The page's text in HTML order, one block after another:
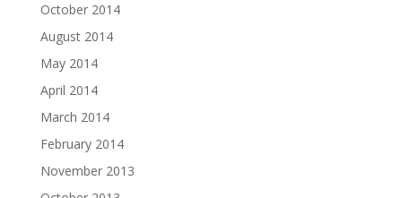
October 2014
August 2014
May 2014
April 2014
March 2014
February 2014
November 2013